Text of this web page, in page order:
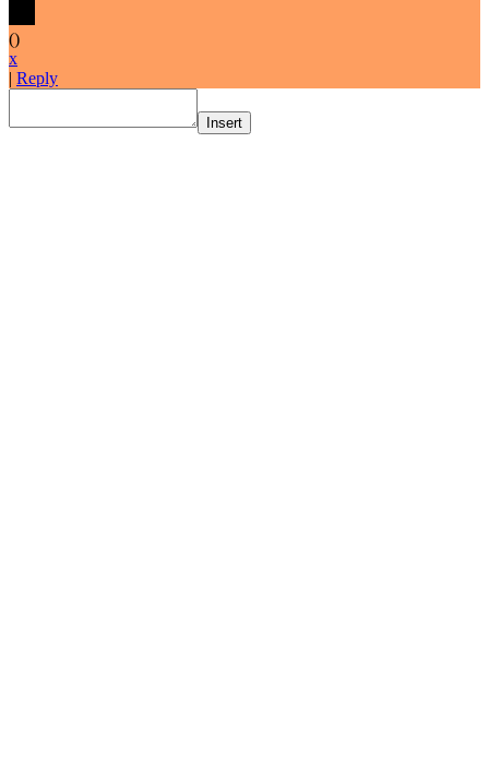
()
x
| Reply
Insert